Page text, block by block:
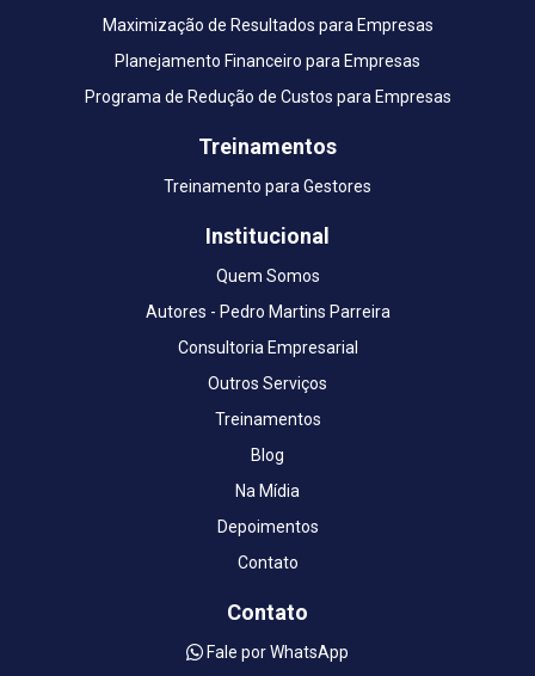
Maximização de Resultados para Empresas
Planejamento Financeiro para Empresas
Programa de Redução de Custos para Empresas
Treinamentos
Treinamento para Gestores
Institucional
Quem Somos
Autores - Pedro Martins Parreira
Consultoria Empresarial
Outros Serviços
Treinamentos
Blog
Na Mídia
Depoimentos
Contato
Contato
Fale por WhatsApp